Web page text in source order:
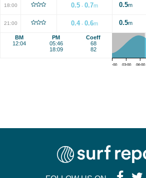
18:00 0.5 -0.7m 0.5m
21:00 0.4-0.6m 0.5m
BM
12:04
PM
05:46
18:09
Coeff
68
82
00:00 03:00 06:00